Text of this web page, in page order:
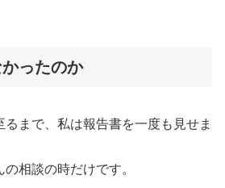
ったのか
まで、私は報告書を一度も見せま
相談の時だけです。